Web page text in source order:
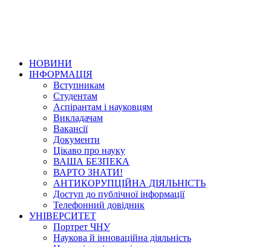
НОВИНИ
ІНФОРМАЦІЯ
Вступникам
Студентам
Аспірантам і науковцям
Викладачам
Вакансії
Документи
Цікаво про науку
ВАША БЕЗПЕКА
ВАРТО ЗНАТИ!
АНТИКОРУПЦІЙНА ДІЯЛЬНІСТЬ
Доступ до публічної інформації
Телефонний довідник
УНІВЕРСИТЕТ
Портрет ЧНУ
Наукова й інноваційна діяльність